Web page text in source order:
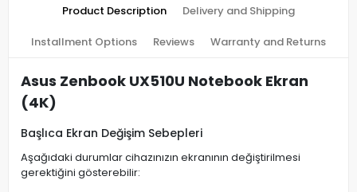
Product Description Delivery and Shipping
Installment Options Reviews Warranty and Returns
Asus Zenbook UX510U Notebook Ekran
(4K)
Başlıca Ekran Değişim Sebepleri
Aşağıdaki durumlar cihazınızın ekranının değiştirilmesi
gerektiğini gösterebilir: